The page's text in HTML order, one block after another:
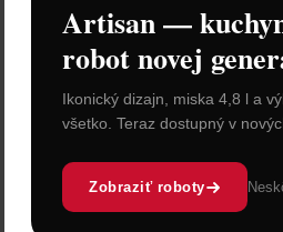
Vložiť do košíka
Artisan —
robot novej
Ikonický dizajn, miska 4,8 l a
všetko. Teraz dostupný v
Zobraziť roboty